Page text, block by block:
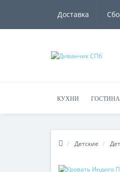
Доставка
КУХНИ
Детские